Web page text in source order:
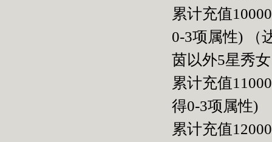
累计充值
0-3项属性) （
茵以外5星秀
累计充值
得0-3项属性)
累计充值